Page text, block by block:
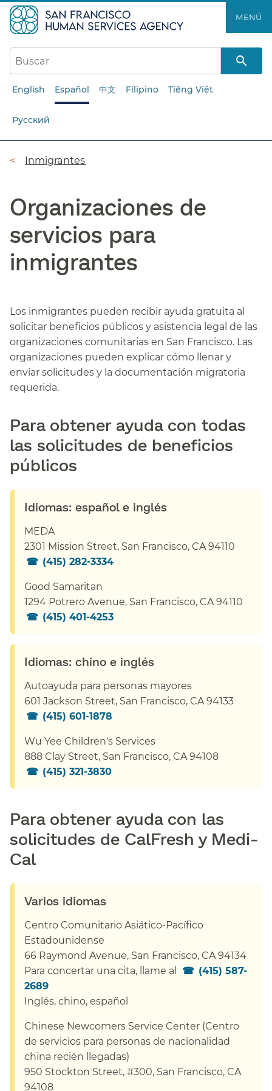
al
contenido
principal​​
MENÚ​​
English Español 中文 Filipino Tiếng Việt
Русский
Ruta
navegación​​
Inmigrantes​​
Organizaciones de
servicios para
inmigrantes​​
Los inmigrantes pueden recibir ayuda gratuita al
solicitar beneficios públicos y asistencia legal de las
organizaciones comunitarias en San Francisco. Las
organizaciones pueden explicar cómo llenar y
enviar solicitudes y la documentación migratoria
requerida.​​
Para obtener ayuda con todas
las solicitudes de beneficios
públicos​​
Idiomas: español e inglés​​
MEDA​​
2301 Mission Street, San Francisco, CA 94110​​
(415) 282-3334​​
Good Samaritan​​
1294 Potrero Avenue, San Francisco, CA 94110​​
(415) 401-4253
Idiomas: chino e inglés​​
Autoayuda para personas mayores​​
601 Jackson Street, San Francisco, CA 94133
(415) 601-1878
Wu Yee Children's Services​​
888 Clay Street, San Francisco, CA 94108
(415) 321-3830​​
Para obtener ayuda con las
solicitudes de CalFresh y Medi-
Cal​​
Varios idiomas​​
Centro Comunitario Asiático-Pacífico
Estadounidense​​
66 Raymond Avenue, San Francisco, CA 94134​​
Para concertar una cita, llame al​​
(415) 587-
2689
Inglés, chino, español​​
Chinese Newcomers Service Center (Centro
de servicios para personas de nacionalidad
china recién llegadas)​​
950 Stockton Street, #300, San Francisco, CA
94108